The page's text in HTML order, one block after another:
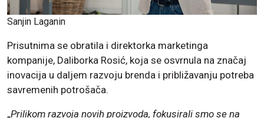
Sanjin Laganin
Prisutnima se obratila i direktorka marketinga
kompanije, Daliborka Rosić, koja se osvrnula na značaj
inovacija u daljem razvoju brenda i približavanju potreba
savremenih potrošača.
„Prilikom razvoja novih proizvoda, fokusirali smo se na